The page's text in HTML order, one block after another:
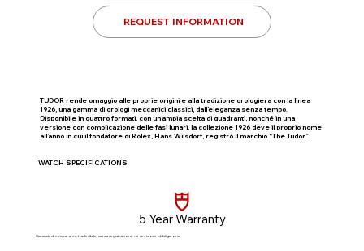
REQUEST INFORMATION
TUDOR rende omaggio alle proprie origini e alla tradizione orologiera con la linea
1926, una gamma di orologi meccanici classici, dall’eleganza senza tempo.
Disponibile in quattro formati, con un’ampia scelta di quadranti, nonché in una
versione con complicazione delle fasi lunari, la collezione 1926 deve il proprio nome
all’anno in cui il fondatore di Rolex, Hans Wilsdorf, registrò il marchio “The Tudor”.
WATCH SPECIFICATIONS
5 Year Warranty
Garanzia di cinque anni, trasferibile, senza registrazione né revisioni obbligatorie​